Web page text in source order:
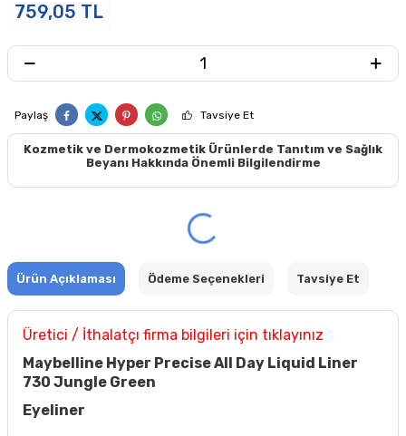
759,05 TL
Paylaş Tavsiye Et
Kozmetik ve Dermokozmetik Ürünlerde Tanıtım ve Sağlık
Beyanı Hakkında Önemli Bilgilendirme
Ürün Açıklaması Ödeme Seçenekleri Tavsiye Et
Üretici / İthalatçı firma bilgileri için tıklayınız
Maybelline Hyper Precise All Day Liquid Liner
730 Jungle Green
Eyeliner